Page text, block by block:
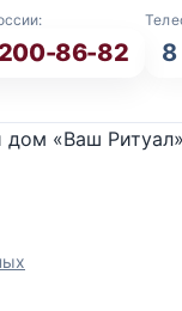
86-82
«Ваш Ритуал»